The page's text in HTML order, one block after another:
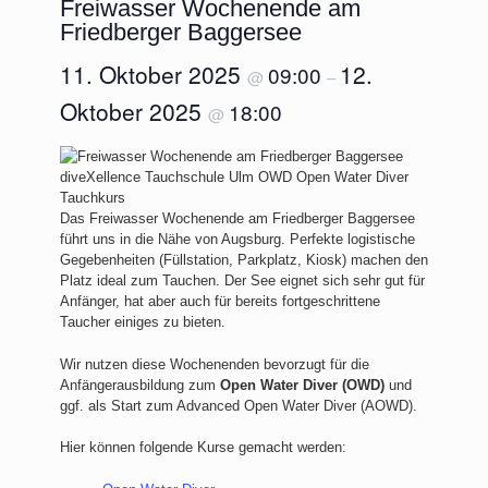
Freiwasser Wochenende am
Friedberger Baggersee
11. Oktober 2025 @ 09:00 – 12.
Oktober 2025 @ 18:00
Das Freiwasser Wochenende am Friedberger Baggersee
führt uns in die Nähe von Augsburg. Perfekte logistische
Gegebenheiten (Füllstation, Parkplatz, Kiosk) machen den
Platz ideal zum Tauchen. Der See eignet sich sehr gut für
Anfänger, hat aber auch für bereits fortgeschrittene
Taucher einiges zu bieten.
Wir nutzen diese Wochenenden bevorzugt für die
Anfängerausbildung zum Open Water Diver (OWD) und
ggf. als Start zum Advanced Open Water Diver (AOWD).
Hier können folgende Kurse gemacht werden: